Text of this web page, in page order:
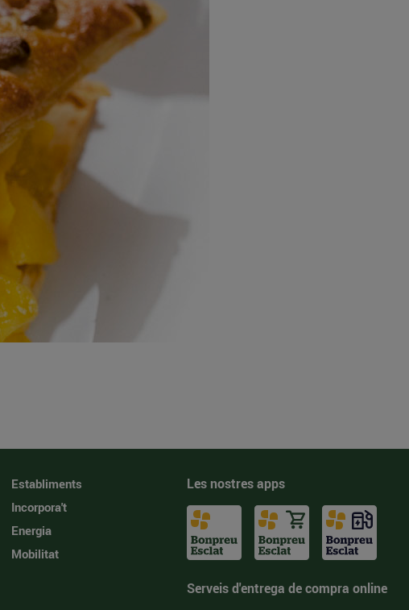
Establiments
Incorpora't
Energia
Mobilitat
Les nostres apps
Serveis d'entrega de compra online